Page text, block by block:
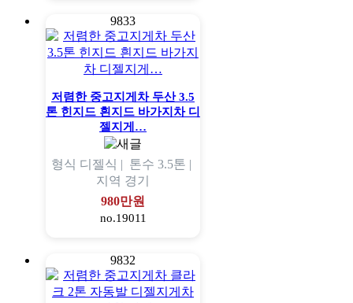
9833
저렴한 중고지게차 두산 3.5
톤 힌지드 흰지드 바가지차 디
젤지게…
형식 디젤식 | 톤수 3.5톤 |
지역 경기
980만원
no.19011
9832